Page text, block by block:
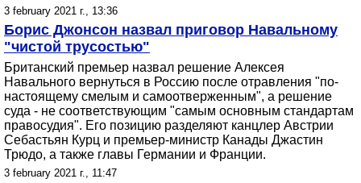
3 february 2021 г., 13:36
Борис Джонсон назвал приговор Навальному
"чистой трусостью"
Британский премьер назвал решение Алексея
Навального вернуться в Россию после отравления "по-
настоящему смелым и самоотверженным", а решение
суда - не соответствующим "самым основным стандартам
правосудия". Его позицию разделяют канцлер Австрии
Себастьян Курц и премьер-министр Канады Джастин
Трюдо, а также главы Германии и Франции.
3 february 2021 г., 11:47